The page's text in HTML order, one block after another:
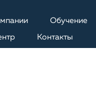
Обучение
Контакты